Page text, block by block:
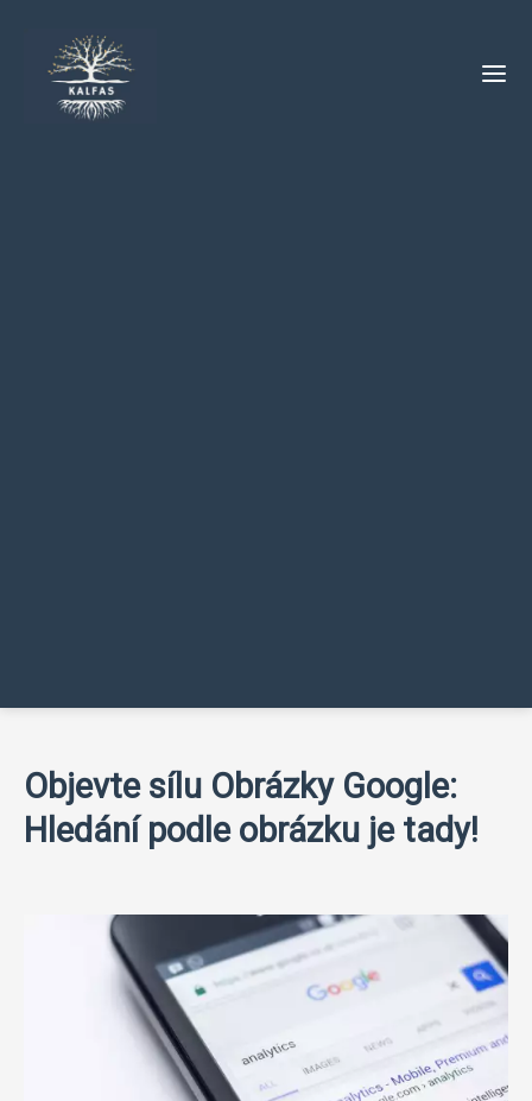
Objevte sílu Obrázky Google:
Hledání podle obrázku je tady!